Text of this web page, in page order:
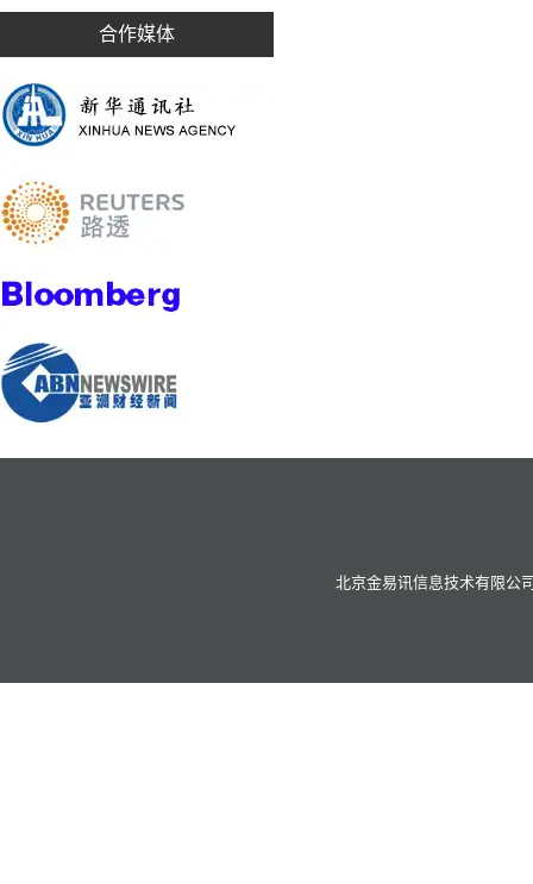
合作媒体
北京金易讯信息技术有限公